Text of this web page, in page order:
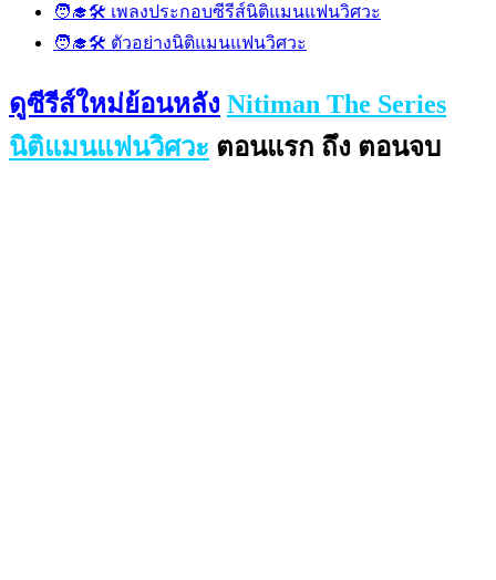
🧑‍🎓🛠 เพลงประกอบซีรีส์นิติแมนแฟนวิศวะ
🧑‍🎓🛠 ตัวอย่างนิติแมนแฟนวิศวะ
ดูซีรีส์ใหม่ย้อนหลัง Nitiman The Series
นิติแมนแฟนวิศวะ ตอนแรก ถึง ตอนจบ